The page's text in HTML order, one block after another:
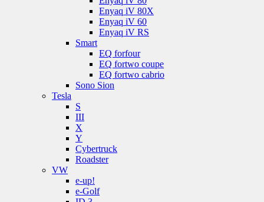
Enyaq iV 80X
Enyaq iV 60
Enyaq iV RS
Smart
EQ forfour
EQ fortwo coupe
EQ fortwo cabrio
Sono Sion
Tesla
S
III
X
Y
Cybertruck
Roadster
VW
e-up!
e-Golf